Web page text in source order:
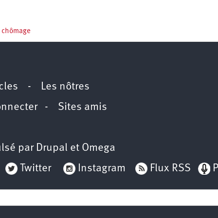
chômage
- Les nôtres
- Sites amis
par Drupal et Omega
Twitter Instagram Flux RSS